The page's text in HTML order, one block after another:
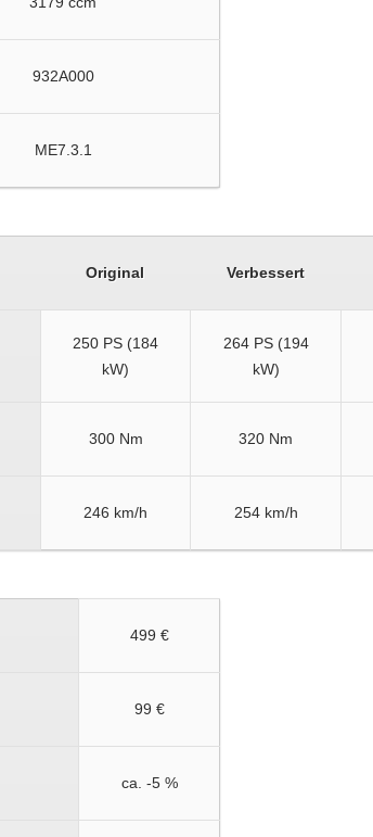
932A000
ME7.3.1
Original Verbessert
250 PS (184
kW)
264 PS (194
kW)
300 Nm 320 Nm
246 km/h 254 km/h
499 €
99 €
ca. -5 %